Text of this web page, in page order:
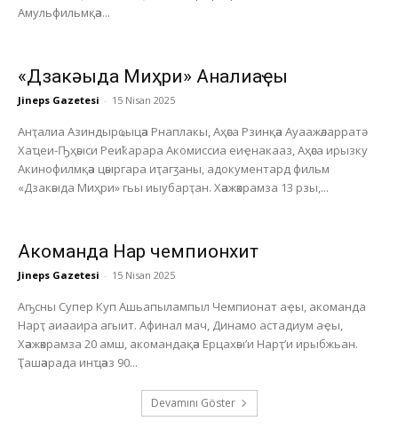
Амульфильмқәа...
«Дзакәыда Миҳри» Анҭалиаҿы
Jineps Gazetesi - 15 Nisan 2025
Анҭалиа Азиндырҩыцәа Рнаплакы, Аҳәса Рзинқәа Ауаажәларратә
Хаҵеи-Ҧҳәыси Реиҟарара Акомиссиа еиҿнакааз, Аҳәса ирызку
Акинофилмқәа цәыргара иҭагӡаны, адокументард фильм
«Дзакәыда Миҳри» гьы иыубарҭан. Хәажәкрамза 13 рзы,...
Акоманда Нарҭ чемпионхит
Jineps Gazetesi - 15 Nisan 2025
Аҧсны Супер Куп Ашьапылампыл Чемпионат аҿы, акоманда
Нарҭ аиааира агыит. Афинал мач, Динамо астадиум аҿы,
Хәажәкрамза 20 амш, акомандақәа Ерцахәы’и Нарҭ’и ирыбжьан.
Ҭашәарада инҵәаз 90...
Devamını Göster